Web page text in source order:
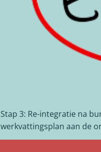
Stap 3: Re-integratie na
werkvattingsplan aan de